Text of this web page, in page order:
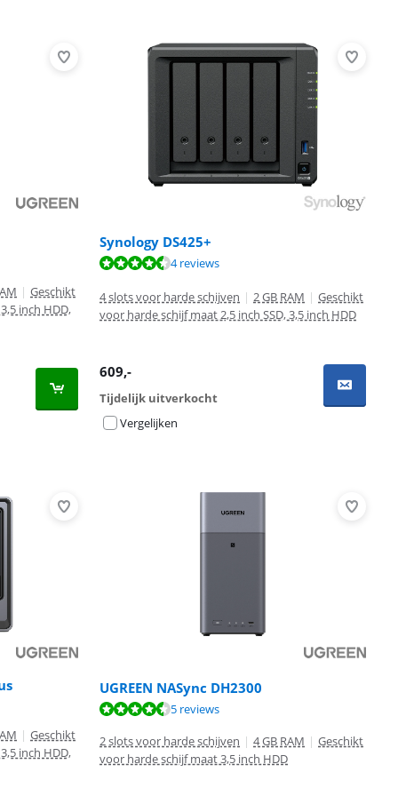
| Geschikt
inch HDD,
Synology DS425+
4 reviews
4 slots voor harde schijven | 2 GB RAM | Geschikt
voor harde schijf maat 2,5 inch SSD, 3,5 inch HDD
609,-
Tijdelijk uitverkocht
Vergelijken
| Geschikt
inch HDD,
UGREEN NASync DH2300
5 reviews
2 slots voor harde schijven | 4 GB RAM | Geschikt
voor harde schijf maat 3,5 inch HDD